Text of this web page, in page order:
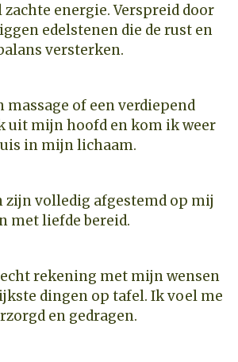
energie. Verspreid door
edelstenen die de rust en
versterken.
massage of een verdiepend
uit mijn hoofd en kom ik weer
in mijn lichaam.
zijn volledig afgestemd op mij
met liefde bereid.
rekening met mijn wensen
dingen op tafel. Ik voel me
en gedragen.